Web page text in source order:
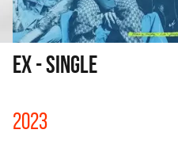
EX - SINGLE
2023